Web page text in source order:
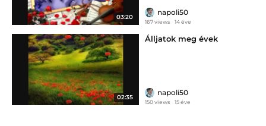
03:20
napoli50
167 views 14 éve
02:35
Álljatok meg évek
napoli50
150 views 15 éve